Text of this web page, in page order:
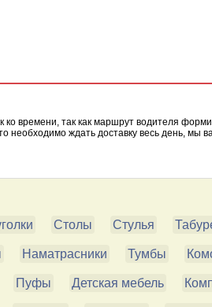
ко времени, так как маршрут водителя
необходимо ждать доставку весь день,
Столы Стулья
Наматрасники Тумбы
Пуфы Детская мебель